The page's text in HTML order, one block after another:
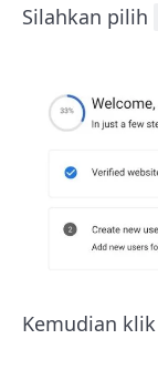
Silahkan pilih
Kemudian klik